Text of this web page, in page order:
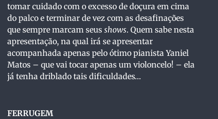
tomar cuidado com o excesso de doçura em cima
do palco e terminar de vez com as desafinações
que sempre marcam seus shows. Quem sabe nesta
apresentação, na qual irá se apresentar
acompanhada apenas pelo ótimo pianista Yaniel
Matos – que vai tocar apenas um violoncelo! – ela
já tenha driblado tais dificuldades…
FERRUGEM